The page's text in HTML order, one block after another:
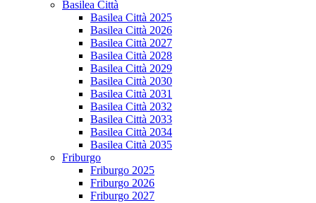
Basilea Città
Basilea Città 2025
Basilea Città 2026
Basilea Città 2027
Basilea Città 2028
Basilea Città 2029
Basilea Città 2030
Basilea Città 2031
Basilea Città 2032
Basilea Città 2033
Basilea Città 2034
Basilea Città 2035
Friburgo
Friburgo 2025
Friburgo 2026
Friburgo 2027